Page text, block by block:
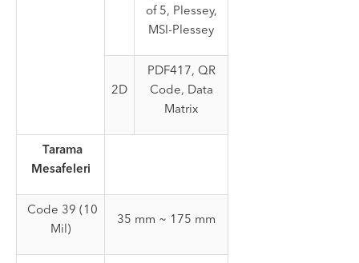
of 5, Plessey,
MSI-Plessey
2D
PDF417, QR
Code, Data
Matrix
Tarama
Mesafeleri
Code 39 (10
Mil)
35 mm ~ 175 mm